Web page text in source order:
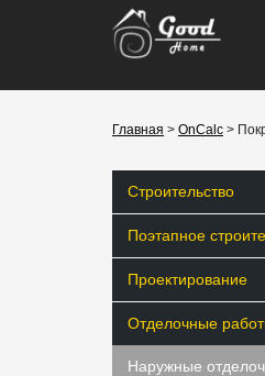
Главная > OnCalc >
Строительство
Поэтапное
Проектирование
Отделочные
Наружные